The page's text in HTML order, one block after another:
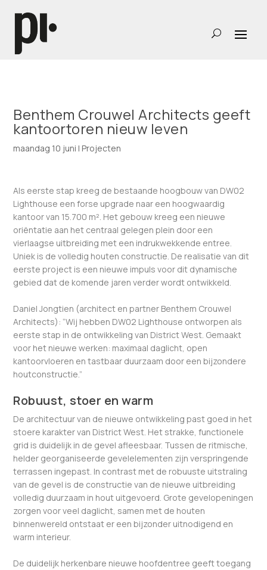
Benthem Crouwel Architects geeft
kantoortoren nieuw leven
maandag 10 juni | Projecten
Als eerste stap kreeg de bestaande hoogbouw van DW02
Lighthouse een forse upgrade naar een hoogwaardig
kantoor van 15.700 m². Het gebouw kreeg een nieuwe
oriëntatie aan het centraal gelegen plein door een
vierlaagse uitbreiding met een indrukwekkende entree.
Uniek is de volledig houten constructie. De realisatie van dit
eerste project is een nieuwe impuls voor dit dynamische
gebied dat de komende jaren verder wordt ontwikkeld.
Daniel Jongtien (architect en partner Benthem Crouwel
Architects): “Wij hebben DW02 Lighthouse ontworpen als
eerste stap in de ontwikkeling van District West. Gemaakt
voor het nieuwe werken: maximaal daglicht, open
kantoorvloeren en tastbaar duurzaam door een bijzondere
houtconstructie.”
Robuust, stoer en warm
De architectuur van de nieuwe ontwikkeling past goed in het
stoere karakter van District West. Het strakke, functionele
grid is duidelijk in de gevel afleesbaar. Tussen de ritmische,
helder georganiseerde gevelelementen zijn verspringende
terrassen ingepast. In contrast met de robuuste uitstraling
van de gevel is de constructie van de nieuwe uitbreiding
volledig duurzaam in hout uitgevoerd. Grote gevelopeningen
zorgen voor veel daglicht, samen met de houten
binnenwereld ontstaat er een bijzonder uitnodigend en
warm interieur.
De duidelijk herkenbare nieuwe hoofdentree geeft toegang